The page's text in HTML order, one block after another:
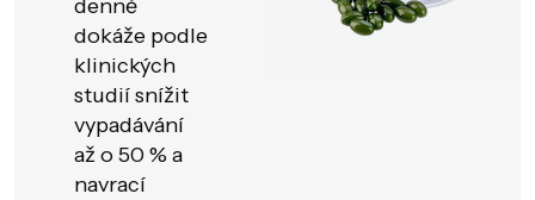
denně
dokáže podle
klinických
studií snížit
vypadávání
až o 50 % a
navrací